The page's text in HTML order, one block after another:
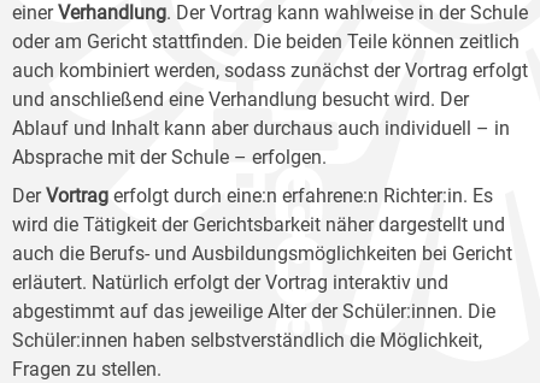
einerVerhandlung. Der Vortrag kann wahlweise in der Schule
oder am Gericht stattfinden. Die beiden Teile können zeitlich
auch kombiniert werden, sodass zunächst der Vortrag erfolgt
und anschließend eine Verhandlung besucht wird. Der
Ablauf und Inhalt kann aber durchaus auch individuell – in
Absprache mit der Schule – erfolgen.
DerVortrag erfolgt durch eine:n erfahrene:n Richter:in. Es
wird die Tätigkeit der Gerichtsbarkeit näher dargestellt und
auch die Berufs- und Ausbildungsmöglichkeiten bei Gericht
erläutert. Natürlich erfolgt der Vortrag interaktiv und
abgestimmt auf das jeweilige Alter der Schüler:innen. Die
Schüler:innen haben selbstverständlich die Möglichkeit,
Fragen zu stellen.